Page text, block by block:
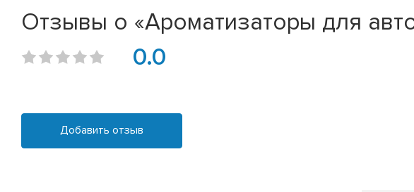
Отзывы о «Ароматизаторы для
0.0
Добавить отзыв